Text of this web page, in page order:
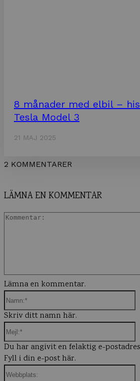
8 månader med elbil –
Tesla Model 3
21 MAJ 2025
2 KOMMENTARER
LÄMNA EN KOMMENTAR
Lämna en kommentar.
Skriv ditt namn här.
Du har angivit en felaktig e-
Fyll i din e-post här.